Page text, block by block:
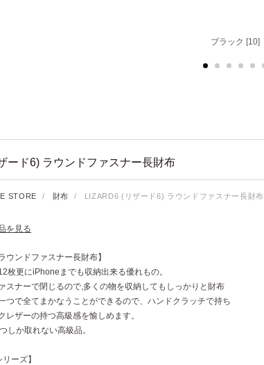
ブラック [10]
ード6) ラウンドファスナー長財布
STORE / 財布 / LIZARD6 (リザード6) ラウンドファスナー長財布
を見る
ウンドファスナー長財布】
枚更にiPhoneまでも収納出来る優れもの。
スナーで閉じるので,多くの物を収納してもしっかりと財布
つで全てまかなうことができるので、ハンドクラッチで持ち
レザーの持つ高級感を愉しめます。
しか取れない高級品。
ーズ】